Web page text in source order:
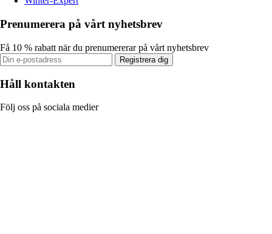
Prenumerera på vårt nyhetsbrev
Få 10 % rabatt när du prenumererar på vårt nyhetsbrev
Registrera dig
Håll kontakten
Följ oss på sociala medier